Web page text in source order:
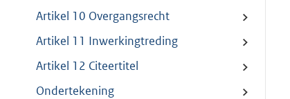
Artikel 10 Overgangsrecht
Artikel 11 Inwerkingtreding
Artikel 12 Citeertitel
Ondertekening